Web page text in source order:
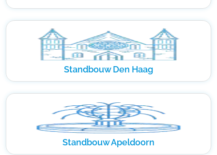
Standbouw Den Haag
Standbouw Apeldoorn